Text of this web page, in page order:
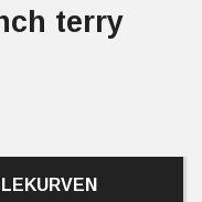
terry